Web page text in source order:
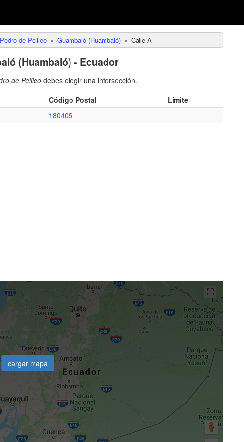
de Pelileo Guambaló (Huambaló) Calle A
(Huambaló) - Ecuador
de Pelileo debes elegir una intersección.
Código Postal
Límite
180405
cargar mapa